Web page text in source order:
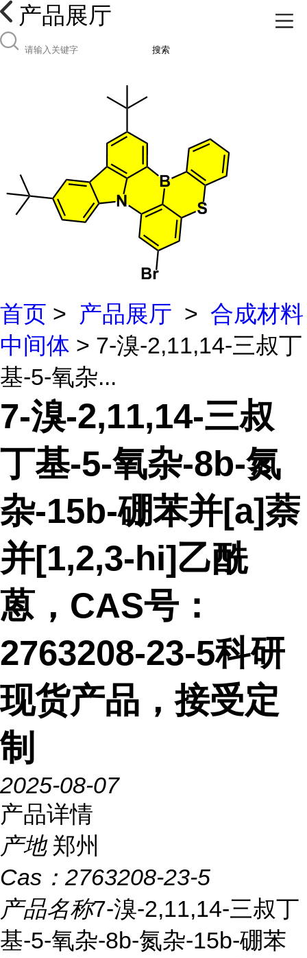
产品展厅
搜索
首页 > 产品展厅 > 合成材料
中间体 > 7-溴-2,11,14-三叔丁
基-5-氧杂...
7-溴-2,11,14-三叔
丁基-5-氧杂-8b-氮
杂-15b-硼苯并[a]萘
并[1,2,3-hi]乙酰
蒽，CAS号：
2763208-23-5科研
现货产品，接受定
制
2025-08-07
产品详情
产地 郑州
Cas： 2763208-23-5
产品名称7-溴-2,11,14-三叔丁
基-5-氧杂-8b-氮杂-15b-硼苯